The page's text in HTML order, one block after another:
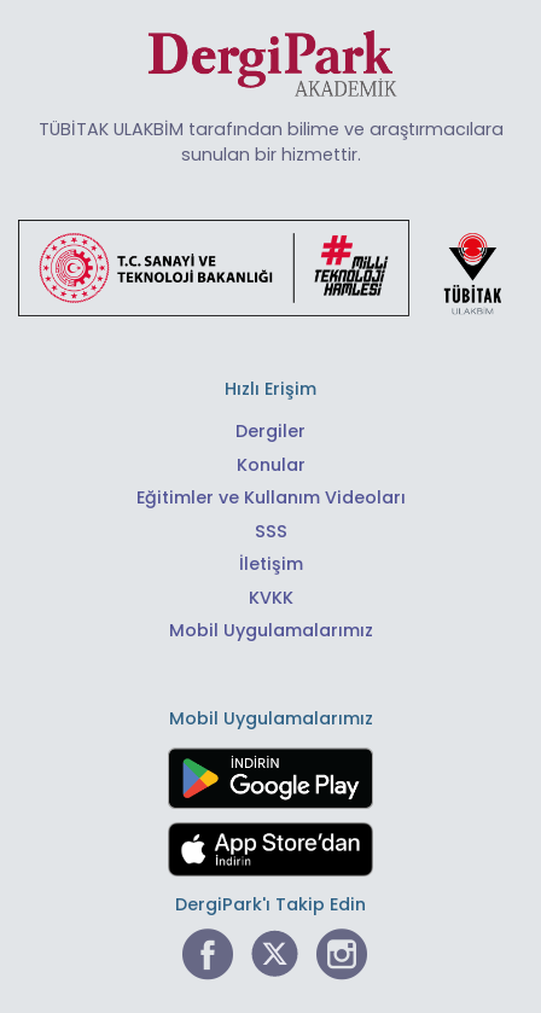
TÜBİTAK ULAKBİM tarafından bilime ve araştırmacılara
sunulan bir hizmettir.
Hızlı Erişim
Dergiler
Konular
Eğitimler ve Kullanım Videoları
SSS
İletişim
KVKK
Mobil Uygulamalarımız
Mobil Uygulamalarımız
DergiPark'ı Takip Edin